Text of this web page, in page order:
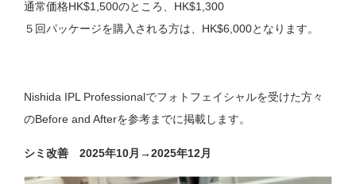
通常価格HK$1,500のところ、HK$1,300
５回パッケージを購入される方は、HK$6,000となります。
Nishida IPL Professionalでフォトフェイシャルを受けた方々
のBefore and Afterを参考までに掲載します。
シミ改善 2025年10月→2025年12月